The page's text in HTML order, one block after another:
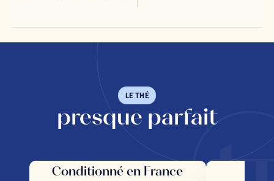
LE THÉ
presque parfait
Conditionné en France